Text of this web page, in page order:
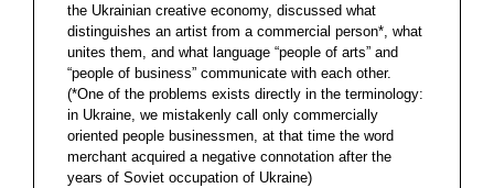
the Ukrainian creative economy, discussed what
distinguishes an artist from a commercial person*, what
unites them, and what language “people of arts” and
“people of business” communicate with each other.
(*One of the problems exists directly in the terminology:
in Ukraine, we mistakenly call only commercially
oriented people businessmen, at that time the word
merchant acquired a negative connotation after the
years of Soviet occupation of Ukraine)